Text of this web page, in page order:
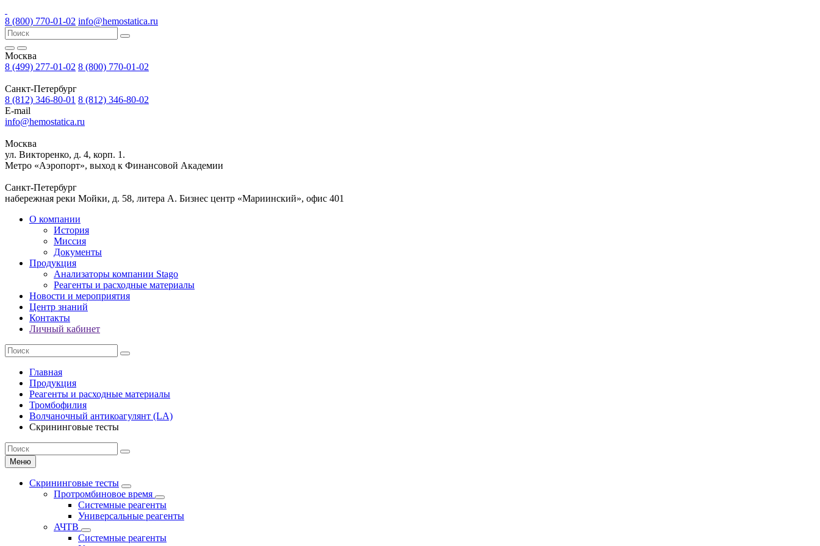
8 (800) 770-01-02 info@hemostatica.ru
Москва
8 (499) 277-01-02 8 (800) 770-01-02
Санкт-Петербург
8 (812) 346-80-01 8 (812) 346-80-02
E-mail
info@hemostatica.ru
Москва
ул. Викторенко, д. 4, корп. 1.
Метро «Аэропорт», выход к Финансовой Академии
Санкт-Петербург
набережная реки Мойки, д. 58, литера А. Бизнес центр «Мариинский», офис 401
О компании
История
Миссия
Документы
Продукция
Анализаторы компании Stago
Реагенты и расходные материалы
Новости и мероприятия
Центр знаний
Контакты
Личный кабинет
Главная
Продукция
Реагенты и расходные материалы
Тромбофилия
Волчаночный антикоагулянт (LA)
Скрининговые тесты
Меню
Скрининговые тесты
Протромбиновое время
Системные реагенты
Универсальные реагенты
АЧТВ
Системные реагенты